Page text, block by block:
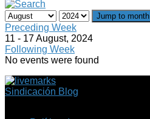
Jump to month
Preceding Week
11 - 17 August, 2024
Following Week
No events were found
Sindicación Blog